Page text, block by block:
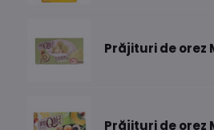
Prăjituri de orez
Prăjituri de orez